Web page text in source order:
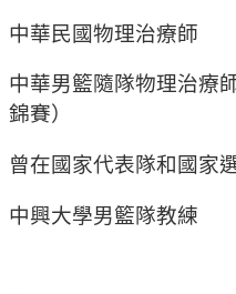
中華民國物理治療師
中華男籃隨隊物理治療
錦賽）
曾在國家代表隊和國家
中興大學男籃隊教練